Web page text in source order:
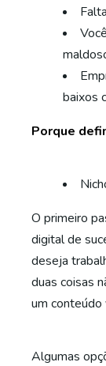
baixos
Porque
O primeiro
digital de
deseja
duas coisas
um
Algumas